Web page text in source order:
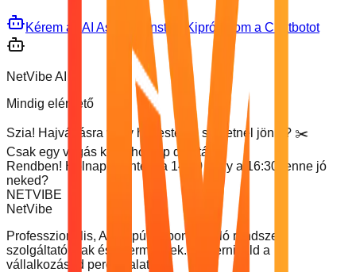
Kérem az AI Asszisztenst Kipróbálom a Chatbotot
NetVibe AI
Mindig elérhető
Szia! Hajvágásra vagy hajfestésre szeretnél jönni? ✂️
Csak egy vágás kéne holnap délután.
Rendben! Holnap (Péntek) a 14:00 vagy a 16:30 lenne jó
neked?
NETVIBE
NetVibe
Professzionális, AI-alapú időpontfoglaló rendszer
szolgáltatóknak és éttermeknek. Modernizáld a
vállalkozásod percek alatt.